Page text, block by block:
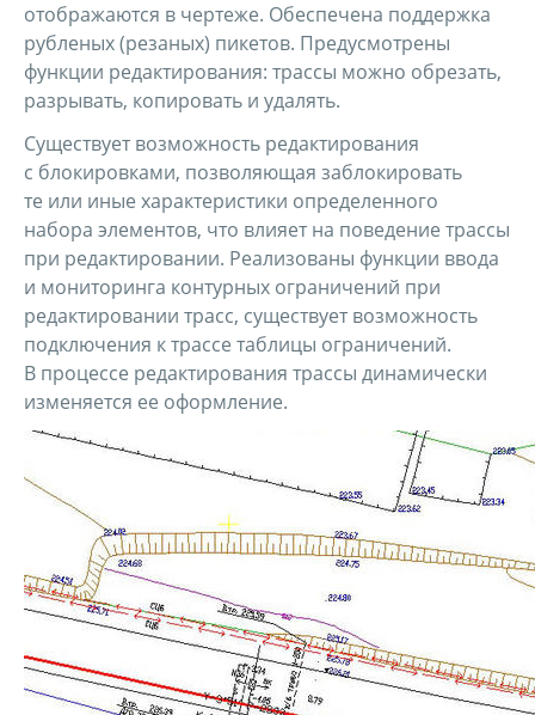
отображаются в чертеже. Обеспечена поддержка
рубленых (резаных) пикетов. Предусмотрены
функции редактирования: трассы можно обрезать,
разрывать, копировать и удалять.
Существует возможность редактирования
с блокировками, позволяющая заблокировать
те или иные характеристики определенного
набора элементов, что влияет на поведение трассы
при редактировании. Реализованы функции ввода
и мониторинга контурных ограничений при
редактировании трасс, существует возможность
подключения к трассе таблицы ограничений.
В процессе редактирования трассы динамически
изменяется ее оформление.